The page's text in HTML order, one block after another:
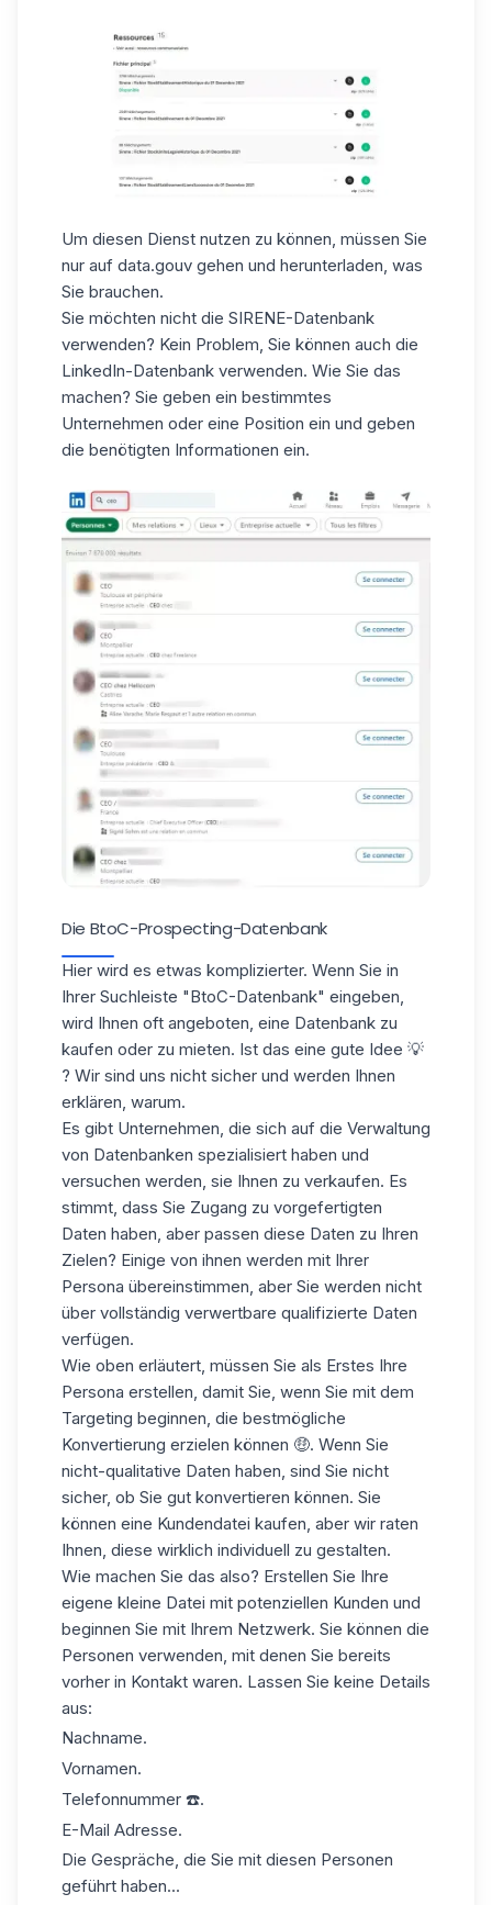
Um diesen Dienst nutzen zu können, müssen Sie
nur auf data.gouv gehen und herunterladen, was
Sie brauchen.
Sie möchten nicht die SIRENE-Datenbank
verwenden? Kein Problem, Sie können auch die
LinkedIn-Datenbank verwenden. Wie Sie das
machen? Sie geben ein bestimmtes
Unternehmen oder eine Position ein und geben
die benötigten Informationen ein.
Die BtoC-Prospecting-Datenbank
Hier wird es etwas komplizierter. Wenn Sie in
Ihrer Suchleiste "BtoC-Datenbank" eingeben,
wird Ihnen oft angeboten, eine Datenbank zu
kaufen oder zu mieten. Ist das eine gute Idee 💡
? Wir sind uns nicht sicher und werden Ihnen
erklären, warum.
Es gibt Unternehmen, die sich auf die Verwaltung
von Datenbanken spezialisiert haben und
versuchen werden, sie Ihnen zu verkaufen. Es
stimmt, dass Sie Zugang zu vorgefertigten
Daten haben, aber passen diese Daten zu Ihren
Zielen? Einige von ihnen werden mit Ihrer
Persona übereinstimmen, aber Sie werden nicht
über vollständig verwertbare qualifizierte Daten
verfügen.
Wie oben erläutert, müssen Sie als Erstes Ihre
Persona erstellen, damit Sie, wenn Sie mit dem
Targeting beginnen, die bestmögliche
Konvertierung erzielen können 🤑. Wenn Sie
nicht-qualitative Daten haben, sind Sie nicht
sicher, ob Sie gut konvertieren können. Sie
können eine Kundendatei kaufen, aber wir raten
Ihnen, diese wirklich individuell zu gestalten.
Wie machen Sie das also? Erstellen Sie Ihre
eigene kleine Datei mit potenziellen Kunden und
beginnen Sie mit Ihrem Netzwerk. Sie können die
Personen verwenden, mit denen Sie bereits
vorher in Kontakt waren. Lassen Sie keine Details
aus:
Nachname.
Vornamen.
Telefonnummer ☎️.
E-Mail Adresse.
Die Gespräche, die Sie mit diesen Personen
geführt haben...